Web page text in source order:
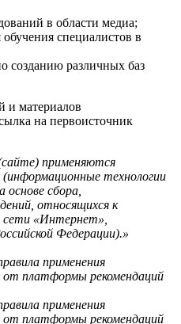
в области медиа;
специалистов в
созданию различных баз
и материалов
на первоисточник
применяются
технологии
основе сбора,
относящихся к
сети «Интернет»,
Федерации).»
применения
от платформы рекомендаций
применения
от платформы рекомендаций